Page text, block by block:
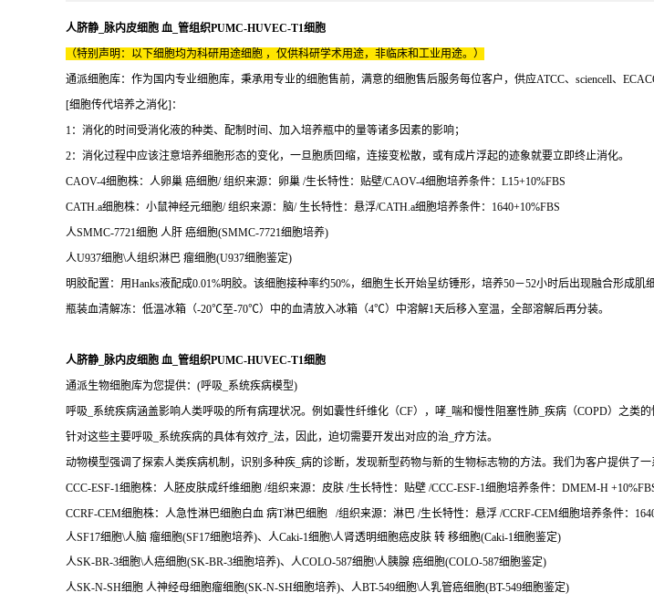
人脐静_脉内皮细胞 血_管组织PUMC-HUVEC-T1细胞
（特别声明：以下细胞均为科研用途细胞 ，仅供科研学术用途，非临床和工业用途。）
通派细胞库：作为国内专业细胞库，秉承用专业的细胞售前，满意的细胞售后服务每位客户，供应ATCC、sciencell、
[细胞传代培养之消化]：
1：消化的时间受消化液的种类、配制时间、加入培养瓶中的量等诸多因素的影响；
2：消化过程中应该注意培养细胞形态的变化，一旦胞质回缩，连接变松散，或有成片浮起的迹象就要立即终止消化。
CAOV-4细胞株：人卵巢 癌细胞/ 组织来源：卵巢 /生长特性：贴壁/CAOV-4细胞培养条件：L15+10%FBS
CATH.a细胞株：小鼠神经元细胞/ 组织来源：脑/ 生长特性：悬浮/CATH.a细胞培养条件：1640+10%FBS
人SMMC-7721细胞 人肝 癌细胞(SMMC-7721细胞培养)
人U937细胞\人组织淋巴 瘤细胞(U937细胞鉴定)
明胶配置：用Hanks液配成0.01%明胶。该细胞接种率约50%，细胞生长开始呈纺锤形，培养50－52小时后出现融合形成
瓶装血清解冻：低温冰箱（-20℃至-70℃）中的血清放入冰箱（4℃）中溶解1天后移入室温，全部溶解后再分装。
人脐静_脉内皮细胞 血_管组织PUMC-HUVEC-T1细胞
通派生物细胞库为您提供：(呼吸_系统疾病模型)
呼吸_系统疾病涵盖影响人类呼吸的所有病理状况。例如囊性纤维化（CF），哮_喘和慢性阻塞性肺_疾病（COPD）之
针对这些主要呼吸_系统疾病的具体有效疗_法，因此，迫切需要开发出对应的治_疗方法。
动物模型强调了探索人类疾病机制，识别多种疾_病的诊断，发现新型药物与新的生物标志物的方法。我们为客户提供了
CCC-ESF-1细胞株：人胚皮肤成纤维细胞 /组织来源：皮肤 /生长特性：贴壁 /CCC-ESF-1细胞培养条件：DMEM-H
CCRF-CEM细胞株：人急性淋巴细胞白血 病T淋巴细胞 /组织来源：淋巴 /生长特性：悬浮 /CCRF-CEM细胞培养条件：
人SF17细胞\人脑 瘤细胞(SF17细胞培养)、人Caki-1细胞\人肾透明细胞癌皮肤 转 移细胞(Caki-1细胞鉴定)
人SK-BR-3细胞\人癌细胞(SK-BR-3细胞培养)、人COLO-587细胞\人胰腺 癌细胞(COLO-587细胞鉴定)
人SK-N-SH细胞 人神经母细胞瘤细胞(SK-N-SH细胞培养)、人BT-549细胞\人乳管癌细胞(BT-549细胞鉴定)